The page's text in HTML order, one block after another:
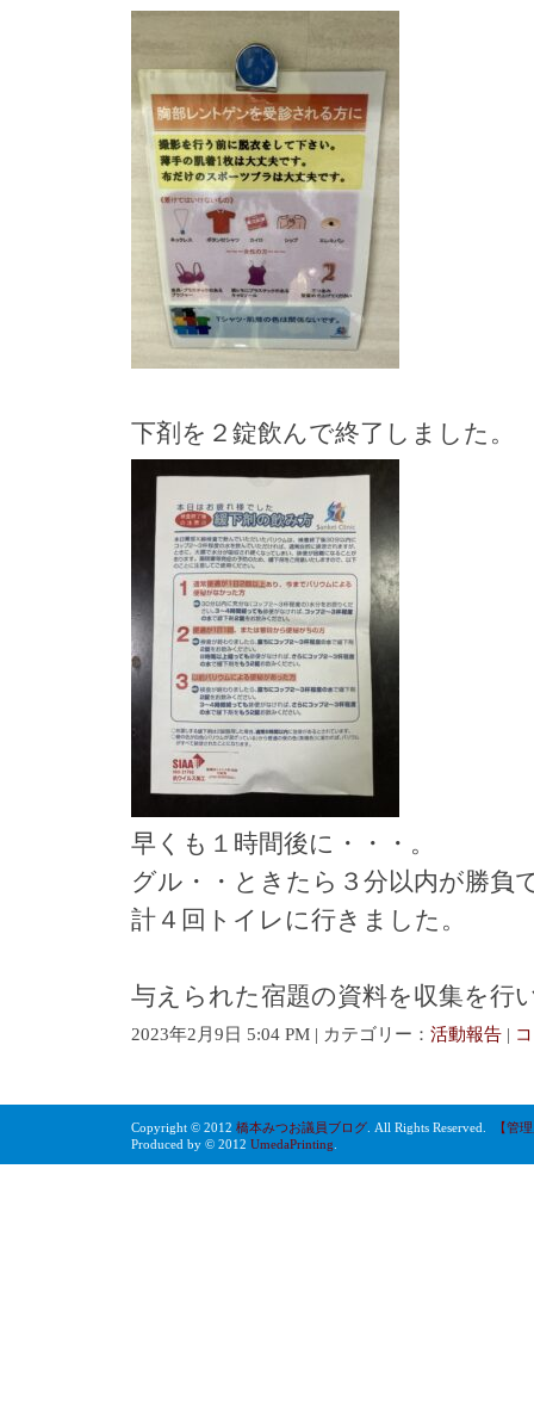
下剤を２錠飲んで終了しました。
早くも１時間後に・・・。
グル・・ときたら３分以内が勝負
計４回トイレに行きました。
与えられた宿題の資料を収集を行
2023年2月9日 5:04 PM | カテゴリー： 活動報告 |
Copyright © 2012 橋本みつお議員ブログ . All Rights Reserved.
【管
Produced by © 2012 UmedaPrinting